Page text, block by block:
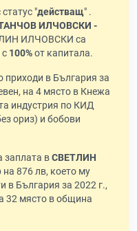
"действащ" .
ИЛЧОВСКИ -
ИЛЧОВСКИ са
с 100%от капитала.
приходи в България за
на 4 място в Кнежа
индустрия по КИД
ориз) и бобови
заплата вСВЕТЛИН
на 876 лв, което му
в България за 2022 г.,
32 място в община